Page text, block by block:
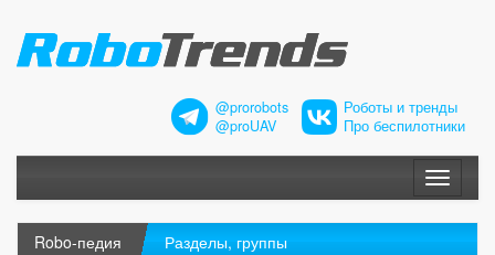
@prorobots
@proUAV
Роботы и тренды
Про беспилотники
Меню
Robo-педия Разделы, группы